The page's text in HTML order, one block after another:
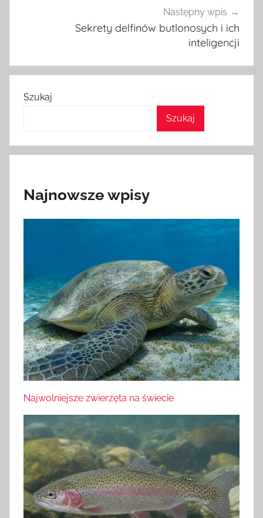
Następny wpis
Sekrety delfinów butlonosych i ich
inteligencji
Szukaj
Szukaj
Najnowsze wpisy
Najwolniejsze zwierzęta na świecie